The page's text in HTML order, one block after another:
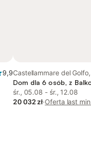
9,9Castellammare del
Trapani
Dom dla 6 osób, z
śr., 05.08 - śr., 12.08
20 032 zł·Oferta last